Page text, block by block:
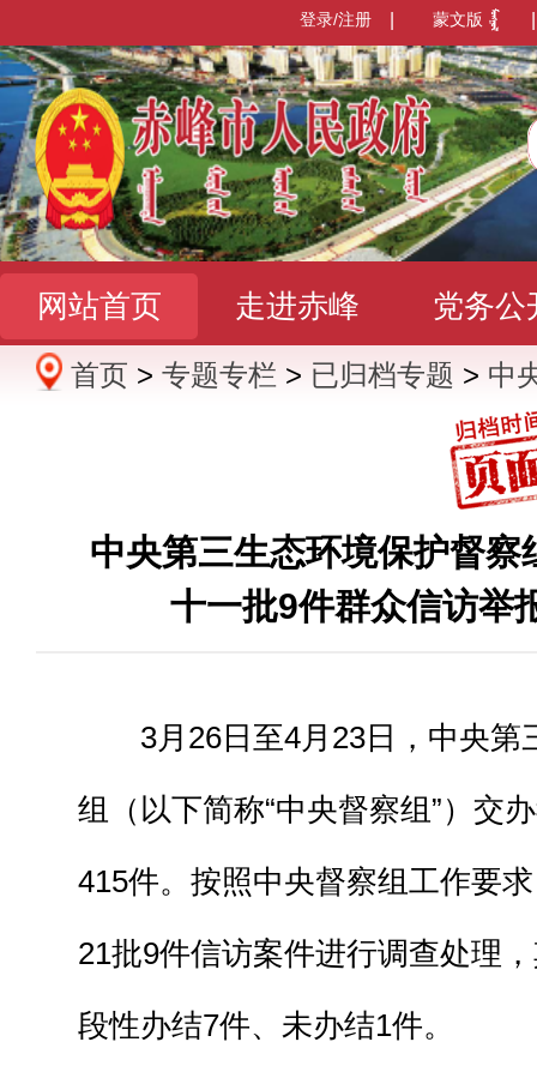
蒙文版
登录/注册
网站首页 走进赤峰 党务公
办事服务 政民互动 数据发
首页 > 专题专栏 > 已归档专题 > 中
中央第三生态环境保护督察
十一批9件群众信访举
3月26日至4月23日，中央第
组（以下简称“中央督察组”）交
415件。按照中央督察组工作要
21批9件信访案件进行调查处理
段性办结7件、未办结1件。